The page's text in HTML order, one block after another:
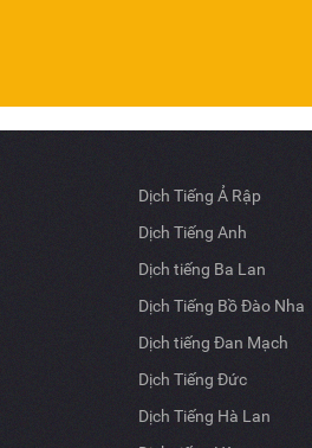
Dịch Tiếng Ả Rập
Dịch Tiếng Anh
Dịch tiếng Ba Lan
Dịch Tiếng Bồ Đào Nha
Dịch tiếng Đan Mạch
Dịch Tiếng Đức
Dịch Tiếng Hà Lan